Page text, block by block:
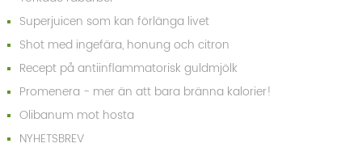
Superjuicen som kan förlänga livet
Shot med ingefära, honung och citron
Recept på antiinflammatorisk guldmjölk
Promenera - mer än att bara bränna kalorier!
Olibanum mot hosta
NYHETSBREV